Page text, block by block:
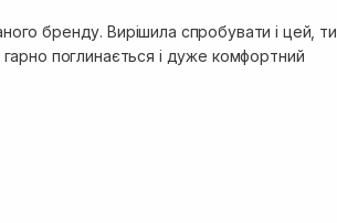
бренду. Вирішила спробувати і цей,
поглинається і дуже комфортний